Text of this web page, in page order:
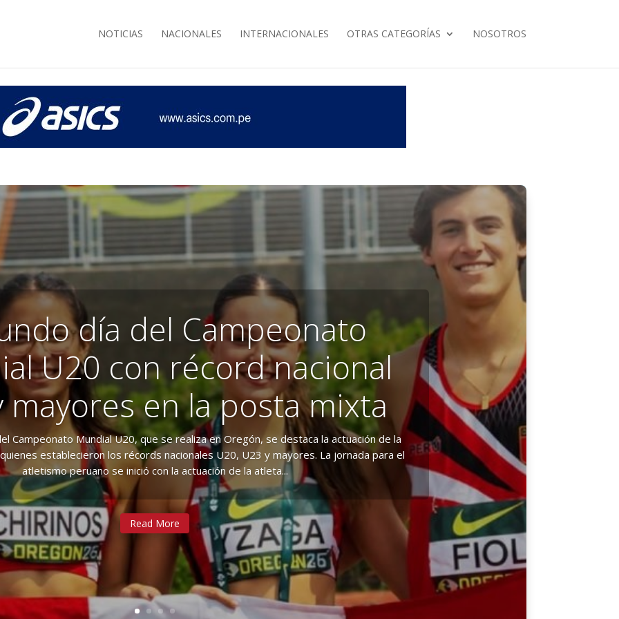
NOTICIAS NACIONALES INTERNACIONALES OTRAS CATEGORÍAS NOSOTROS
día del Campeonato
U20 con récord nacional
mayores en la posta mixta
Campeonato Mundial U20, que se realiza en Oregón, se destaca la actuación de la
establecieron los récords nacionales U20, U23 y mayores. La jornada para el
atletismo peruano se inició con la actuación de la atleta...
Read More
peruano se presentó en
Mundial U20
todo en la pista
inició su participación en el Campeonato Mundial U20 que se realiza en el estadio
Oregón. con la presentación de los velocistas nacionales Cayetana Chirinos y
Mariano Fiol además de Giancarlo Bravo en los 800 metros y...